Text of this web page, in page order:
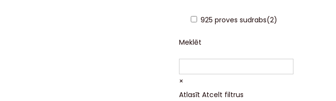
925 proves sudrabs(2)
Meklēt
×
Atlasīt Atcelt filtrus